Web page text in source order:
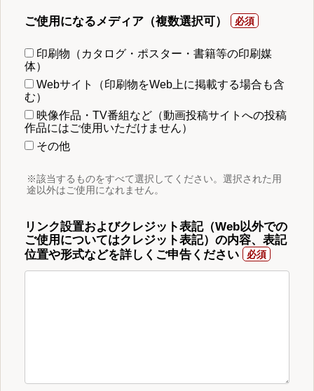
ご使用になるメディア（複数選択可）
印刷物（カタログ・ポスター・書籍等の印刷媒
体）
Webサイト（印刷物をWeb上に掲載する場合も含
む）
映像作品・TV番組など（動画投稿サイトへの投稿
作品にはご使用いただけません）
その他
※該当するものをすべて選択してください。選択された用
途以外はご使用になれません。
リンク設置およびクレジット表記（Web以外での
ご使用についてはクレジット表記）の内容、表記
位置や形式などを詳しくご申告ください